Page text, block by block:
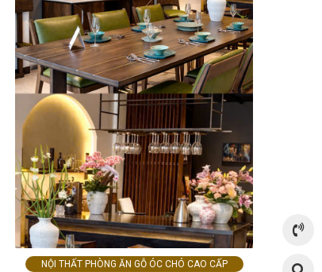
NỘI THẤT PHÒNG ĂN GỖ ÓC CHÓ CAO CẤP